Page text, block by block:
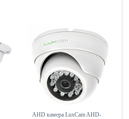
AHD камера LuxCam AHD-